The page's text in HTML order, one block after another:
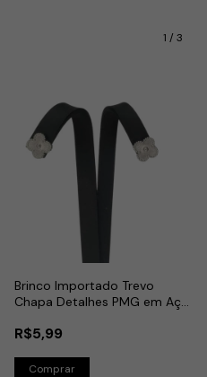
1 / 3
Brinco Importado Trevo
Chapa Detalhes PMG em Aço
R$5,99
Comprar